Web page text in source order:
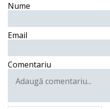
Nume
Email
Comentariu